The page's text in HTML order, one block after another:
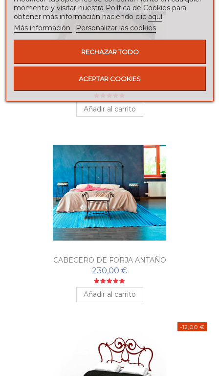
CABECERO DE FORJA POP
Añadir al carrito
CABECERO DE FORJA ANTAÑO
230,00 €
Añadir al carrito
-12,00 €
momento y visitar nuestra Política de Cookies para
obtener más información haciendo clic aquí
Más información
Personalizar las cookies
RECHAZAR TODO
ACEPTAR COOKIES